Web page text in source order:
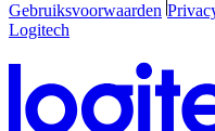
Gebruiksvoorwaarden
Logitech